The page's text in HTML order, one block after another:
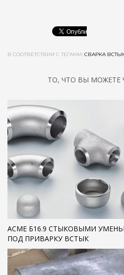
В СООТВЕТСТВИИ С ТЕГАМИ: СВАРКА
ТО, ЧТО ВЫ МОЖЕТЕ
АСМЕ Б16.9 СТЫКОВЫМИ
ПОД ПРИВАРКУ ВСТЫК